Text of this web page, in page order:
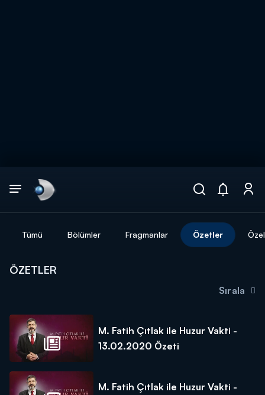
DİĞER SONUÇLAR
Tümü Bölümler Fragmanlar Özetler
ÖZETLER
Sırala
M. Fatih Çıtlak ile Huzur Vakti -
13.02.2020 Özeti
M. Fatih Çıtlak ile Huzur Vakti -